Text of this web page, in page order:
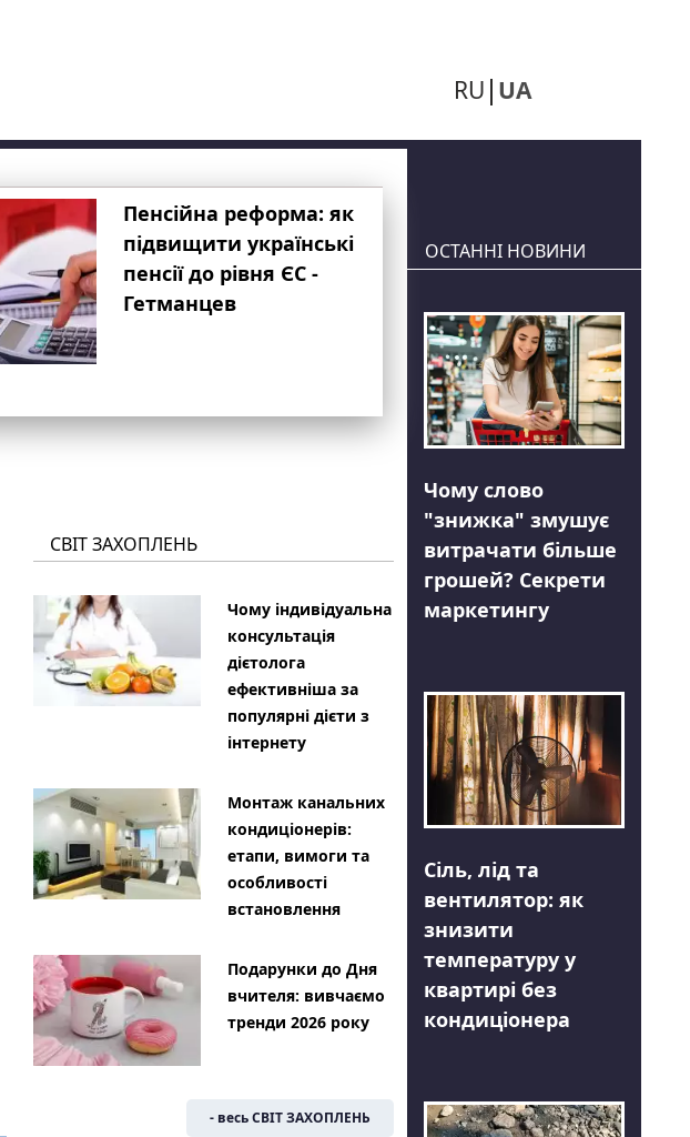
RU UA
Пенсійна реформа: як
підвищити українські
пенсії до рівня ЄС -
Гетманцев
СВІТ ЗАХОПЛЕНЬ
Чому індивідуальна
консультація
дієтолога
ефективніша за
популярні дієти з
інтернету
Монтаж канальних
кондиціонерів:
етапи, вимоги та
особливості
встановлення
Подарунки до Дня
вчителя: вивчаємо
тренди 2026 року
- весь СВІТ ЗАХОПЛЕНЬ
ОСТАННІ НОВИНИ
Чому слово
"знижка" змушує
витрачати більше
грошей? Секрети
маркетингу
Сіль, лід та
вентилятор: як
знизити
температуру у
квартирі без
кондиціонера